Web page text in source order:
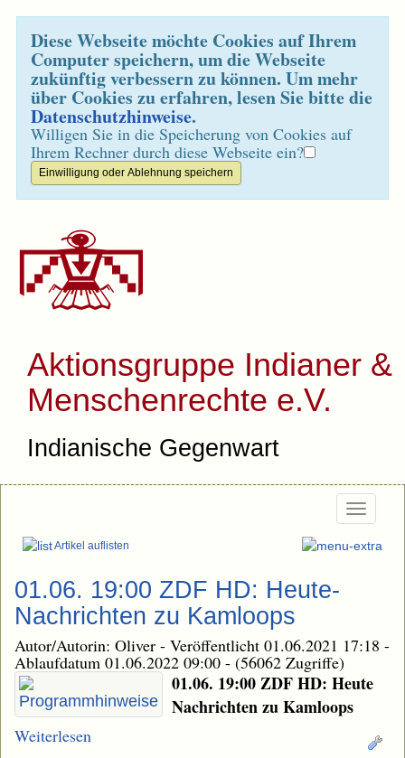
Diese Webseite möchte Cookies auf Ihrem
Computer speichern, um die Webseite
zukünftig verbessern zu können. Um mehr
über Cookies zu erfahren, lesen Sie bitte die
Datenschutzhinweise.
Willigen Sie in die Speicherung von Cookies auf
Ihrem Rechner durch diese Webseite ein?
Aktionsgruppe Indianer &
Menschenrechte e.V.
Indianische Gegenwart
Artikel auflisten
01.06. 19:00 ZDF HD: Heute-
Nachrichten zu Kamloops
Autor/Autorin: Oliver - Veröffentlicht 01.06.2021 17:18 -
Ablaufdatum 01.06.2022 09:00 - (56062 Zugriffe)
01.06. 19:00 ZDF HD: Heute
Nachrichten zu Kamloops
Weiterlesen